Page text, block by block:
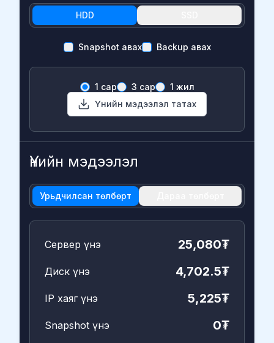
HDD
Snapshot авах Backup авах
1 сар 3 сар
1 жил
Үнийн мэдээлэл татах
Үнийн мэдээлэл
Урьдчилсан төлбөрт
Сервер үнэ 25,080₮
Диск үнэ 4,702.5₮
IP хаяг үнэ 5,225₮
Snapshot үнэ 0₮